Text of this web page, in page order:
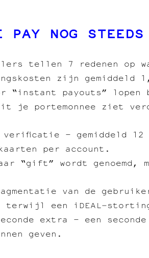
PAY NOG STEEDS
tellen 7 redenen op
zijn gemiddeld
“instant payouts”
je portemonnee ziet
– gemiddeld 12
per account.
“gift” wordt
van de
een
extra – een
geven.